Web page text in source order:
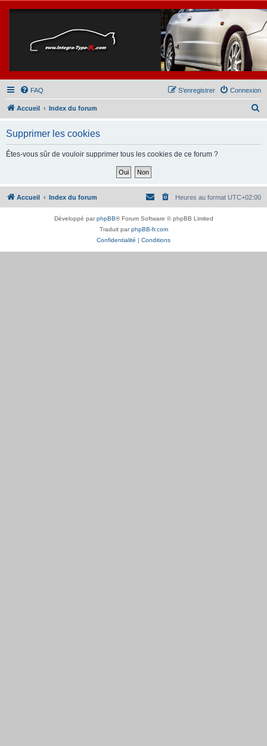
FAQ Connexion
S’enregistrer
Accueil Index du forum
h
Supprimer les cookies
Êtes-vous sûr de vouloir supprimer tous les cookies de ce forum ?
Accueil Index du forum Heures au format UTC+02:00
Développé parphpBB® Forum Software © phpBB Limited
Traduit parphpBB-fr.com
Confidentialité | Conditions